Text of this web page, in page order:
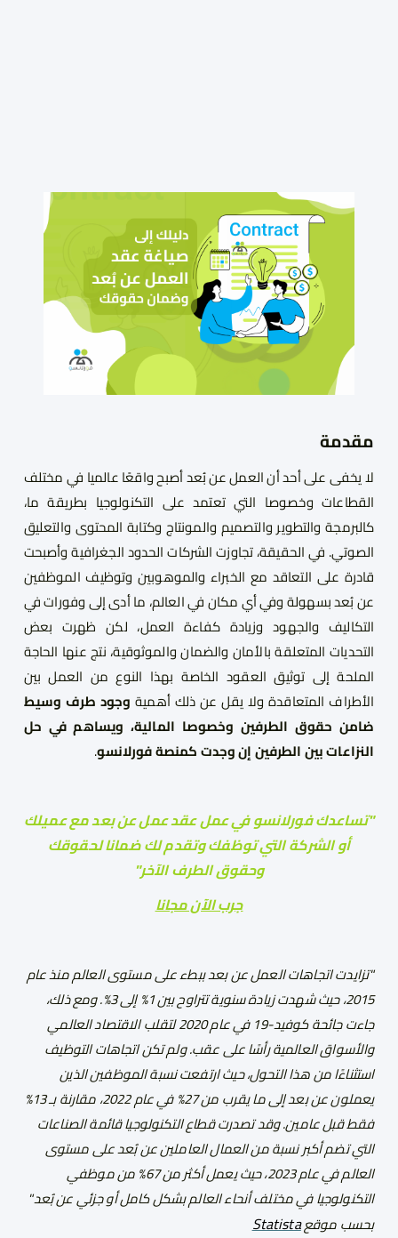
مقدمة
لا يخفى على أحد أن العمل عن بُعد أصبح واقعًا عالميا في مختلف
القطاعات وخصوصا التي تعتمد على التكنولوجيا بطريقة ما،
كالبرمجة والتطوير والتصميم والمونتاج وكتابة المحتوى والتعليق
الصوتي. في الحقيقة، تجاوزت الشركات الحدود الجغرافية وأصبحت
قادرة على التعاقد مع الخبراء والموهوبين وتوظيف الموظفين
عن بُعد بسهولة وفي أي مكان في العالم، ما أدى إلى وفورات في
التكاليف والجهود وزيادة كفاءة العمل، لكن ظهرت بعض
التحديات المتعلقة بالأمان والضمان والموثوقية، نتج عنها الحاجة
الملحة إلى توثيق العقود الخاصة بهذا النوع من العمل بين
الأطراف المتعاقدة ولا يقل عن ذلك أهمية وجود طرف وسيط
ضامن حقوق الطرفين وخصوصا المالية، ويساهم في حل
النزاعات بين الطرفين إن وجدت كمنصة فورلانسو.
"تساعدك فورلانسو في عمل عقد عمل عن بعد مع عميلك
أو الشركة التي توظفك وتقدم لك ضمانا لحقوقك
وحقوق الطرف الآخر"
جرب الآن مجانا
"تزايدت اتجاهات العمل عن بعد ببطء على مستوى العالم منذ عام
2015، حيث شهدت زيادة سنوية تتراوح بين 1% إلى 3%. ومع ذلك،
جاءت جائحة كوفيد-19 في عام 2020 لتقلب الاقتصاد العالمي
والأسواق العالمية رأسًا على عقب. ولم تكن اتجاهات التوظيف
استثناءًا من هذا التحول، حيث ارتفعت نسبة الموظفين الذين
يعملون عن بعد إلى ما يقرب من 27% في عام 2022، مقارنة بـ 13%
فقط قبل عامين. وقد تصدرت قطاع التكنولوجيا قائمة الصناعات
التي تضم أكبر نسبة من العمال العاملين عن بُعد على مستوى
العالم في عام 2023، حيث يعمل أكثر من 67% من موظفي
التكنولوجيا في مختلف أنحاء العالم بشكل كامل أو جزئي عن بُعد"
بحسب موقعStatista